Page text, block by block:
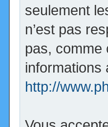
seulement
n’est pas
pas, comme
informations
http://